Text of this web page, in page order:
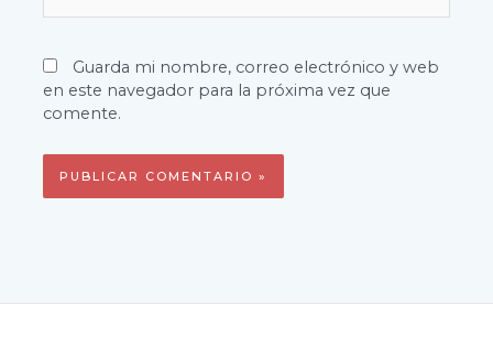
Guarda mi nombre, correo electrónico y web
en este navegador para la próxima vez que
comente.